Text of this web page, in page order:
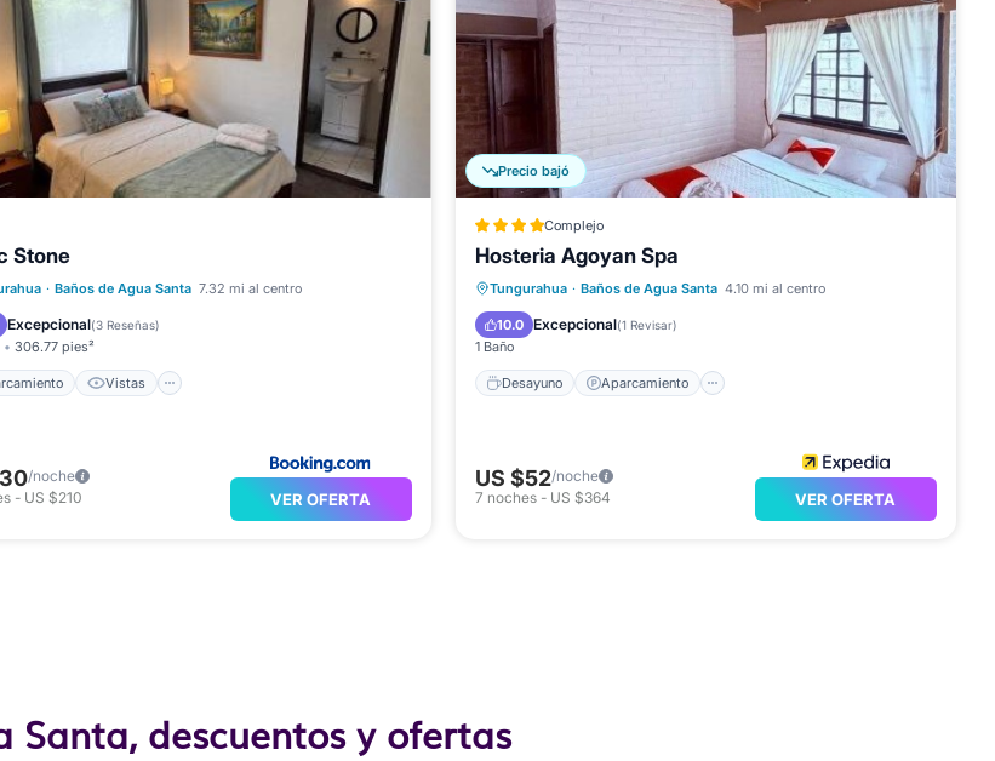
Stone
· Baños de Agua Santa 7.32 mi al centro
Excepcional(3 Reseñas)
306.77 pies²
Vistas
Aparcamiento Vistas
Internet
Se admiten mascotas
/noche
- US $210 VER OFERTA
Precio bajó
Complejo
Hosteria Agoyan Spa
Tungurahua · Baños de Agua Santa 4.10 mi al centro
10.0 Excepcional(1 Revisar)
1 Baño
Desayuno Aparcamiento
Desayuno Aparcamiento
Piscina
Spa
US $52/noche
7 noches- US $364 VER OFERTA
Santa, descuentos y ofertas